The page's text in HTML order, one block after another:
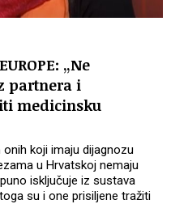
„Ne
partnera i
medicinsku
koji imaju dijagnozu
u Hrvatskoj nemaju
isključuje iz sustava
su i one prisiljene tražiti